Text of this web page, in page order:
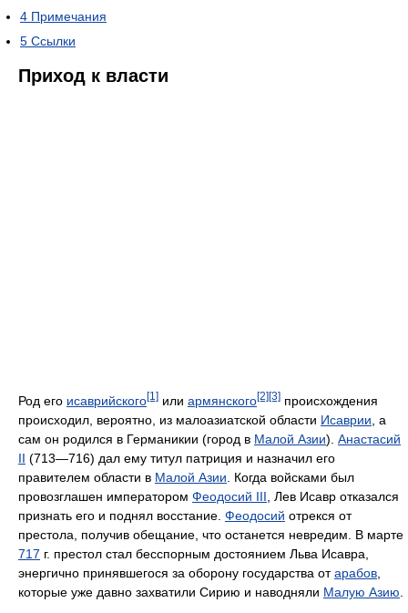
4 Примечания
5 Ссылки
Приход к власти
Род его исаврийского[1] или армянского[2][3] происхождения
происходил, вероятно, из малоазиатской области Исаврии , а
сам он родился в Германикии (город в Малой Азии). Анастасий
II (713—716) дал ему титул патриция и назначил его
правителем области в Малой Азии . Когда войсками был
провозглашен императором Феодосий III , Лев Исавр отказался
признать его и поднял восстание. Феодосий отрекся от
престола, получив обещание, что останется невредим. В марте
717 г. престол стал бесспорным достоянием Льва Исавра,
энергично принявшегося за оборону государства отарабов
которые уже давно захватили Сирию и наводняли Малую Азию